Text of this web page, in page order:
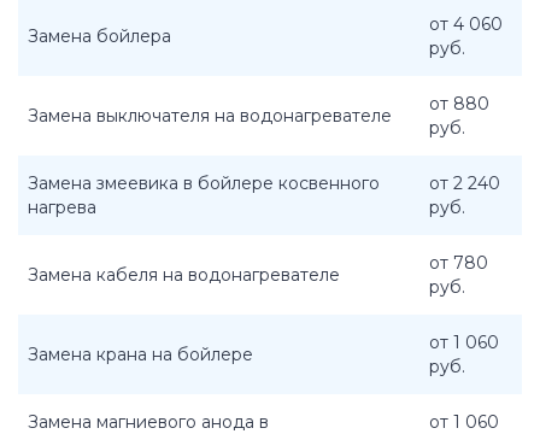
Замена бойлера
от 4 060
руб.
Замена выключателя на водонагревателе
от 880
руб.
Замена змеевика в бойлере косвенного
нагрева
от 2 240
руб.
Замена кабеля на водонагревателе
от 780
руб.
Замена крана на бойлере
от 1 060
руб.
Замена магниевого анода в
от 1 060